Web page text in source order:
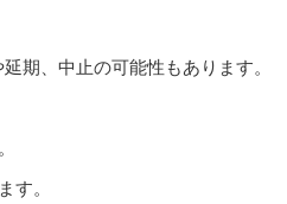
期、中止の可能性もあります。
す。